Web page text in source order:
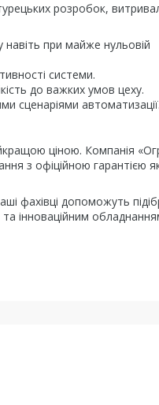
розробок,
при майже нульовій
системи.
до важких умов цеху.
сценаріями автоматизації.
ціною. Компанія
з офіційною гарантією
фахівці допоможуть
інноваційним